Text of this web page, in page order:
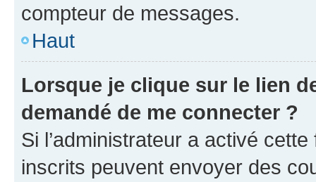
compteur de messages.
Haut
Lorsque je clique sur le lien
demandé de me connecter ?
Si l’administrateur a activé
inscrits peuvent envoyer des